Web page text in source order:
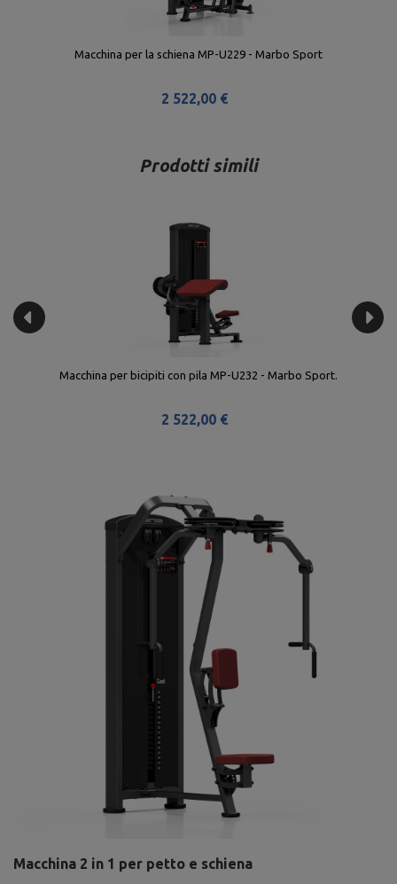
Macchina per la schiena MP-U229 - Marbo Sport
2 522,00 €
Prodotti simili
Macchina per bicipiti con pila MP-U232 - Marbo Sport.
2 522,00 €
Macchina 2 in 1 per petto e schiena